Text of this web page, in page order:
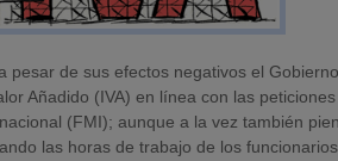
pesar de sus efectos negativos el
Añadido (IVA) en línea con las
(FMI); aunque a la vez también
las horas de trabajo de los